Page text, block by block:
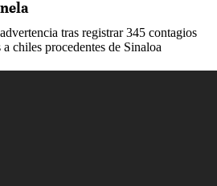
tras registrar 345 contagios
chiles procedentes de Sinaloa